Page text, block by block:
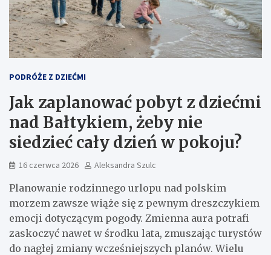
PODRÓŻE Z DZIEĆMI
Jak zaplanować pobyt z dziećmi
nad Bałtykiem, żeby nie
siedzieć cały dzień w pokoju?
16 czerwca 2026 Aleksandra Szulc
Planowanie rodzinnego urlopu nad polskim
morzem zawsze wiąże się z pewnym dreszczykiem
emocji dotyczącym pogody. Zmienna aura potrafi
zaskoczyć nawet w środku lata, zmuszając turystów
do nagłej zmiany wcześniejszych planów. Wielu